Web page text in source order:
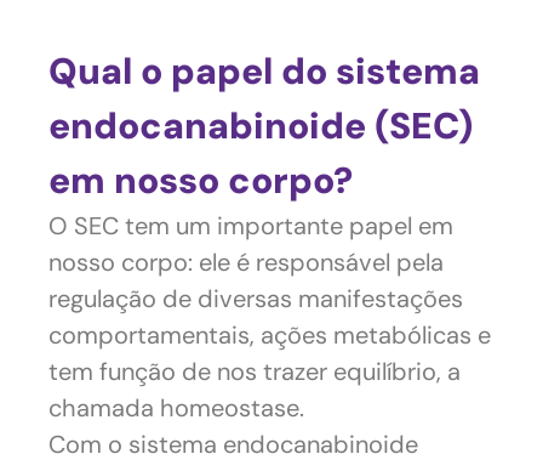
Qual o papel do sistema
endocanabinoide (SEC)
em nosso corpo?
O SEC tem um importante papel em
nosso corpo: ele é responsável pela
regulação de diversas manifestações
comportamentais, ações metabólicas e
tem função de nos trazer equilíbrio, a
chamada homeostase.
Com o sistema endocanabinoide